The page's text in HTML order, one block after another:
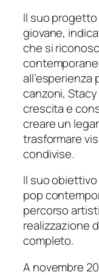
Il suo
giovane,
che si
canzoni,
crescita e
creare un
trasformare
condivise.
Il suo
pop
percorso
realizzazione
completo.
A novembre